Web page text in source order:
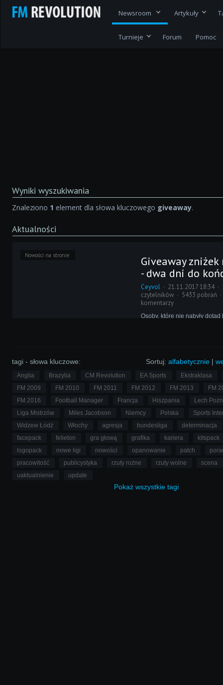
Newsroom Artykuły
Turnieje Forum Pomoc
Wyniki wyszukiwania
Znaleziono 1 element dla słowa kluczowego giveaway.
Aktualności
Nowości na stronie
Giveaway zniżek
- dwa dni do
Ceyvol 21.11.2017 18:34
czytelników
5433 pobrań
komentarzy
Osoby, które nie nabyły dotąd
Sortuj: alfabetycznie |
tagi - słowa kluczowe:
Anglia Brazylia CM Revolution EA Sports
Ekstraklasa
FM 2009
FM 2010 FM 2011 FM 2012 FM 2013
FM
FM 2016
Football Manager Francja Hiszpania
Lech
Liga Mistrzów
Miles Jacobson Niemcy Polska
Sports
Widzew Łódź
Włochy agresja bundesliga
determinacja
facepack
felieton gra głową grafika kariera
kitspack
logopack
nowe ligi nowości opanowanie patch
pracowitość
publicystyka rzuty rożne rzuty wolne
scena
uaktualnienie
update
Pokaż wszystkie tagi